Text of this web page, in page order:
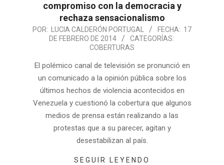
compromiso con la democracia y
rechaza sensacionalismo
POR: LUCIA CALDERÓN PORTUGAL FECHA: 17
DE FEBRERO DE 2014
CATEGORÍAS:
COBERTURAS
El polémico canal de televisión se pronunció en
un comunicado a la opinión pública sobre los
últimos hechos de violencia acontecidos en
Venezuela y cuestionó la cobertura que algunos
medios de prensa están realizando a las
protestas que a su parecer, agitan y
desestabilizan al país.
SEGUIR LEYENDO